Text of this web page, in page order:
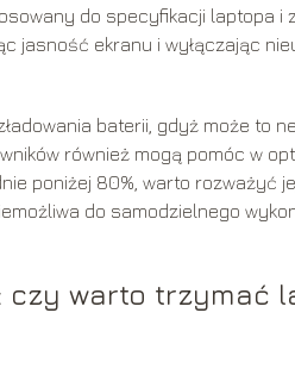
do specyfikacji laptopa i
jasność ekranu i wyłączając
baterii, gdyż może to
również mogą pomóc w
poniżej 80%, warto rozważyć
do samodzielnego
czy warto trzymać